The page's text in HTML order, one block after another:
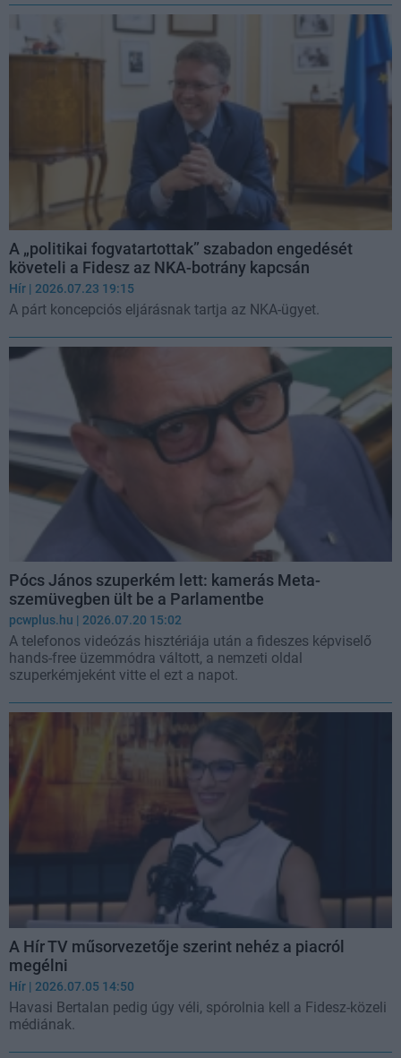
A „politikai fogvatartottak” szabadon engedését
követeli a Fidesz az NKA-botrány kapcsán
Hír | 2026.07.23 19:15
A párt koncepciós eljárásnak tartja az NKA-ügyet.
Pócs János szuperkém lett: kamerás Meta-
szemüvegben ült be a Parlamentbe
pcwplus.hu | 2026.07.20 15:02
A telefonos videózás hisztériája után a fideszes képviselő
hands-free üzemmódra váltott, a nemzeti oldal
szuperkémjeként vitte el ezt a napot.
A Hír TV műsorvezetője szerint nehéz a piacról
megélni
Hír | 2026.07.05 14:50
Havasi Bertalan pedig úgy véli, spórolnia kell a Fidesz-közeli
médiának.